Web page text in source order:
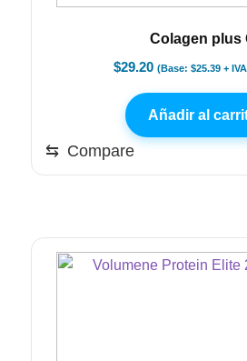
Colagen plus
$29.20 (Base:$25.39 +
Añadir al
⇆ Compare